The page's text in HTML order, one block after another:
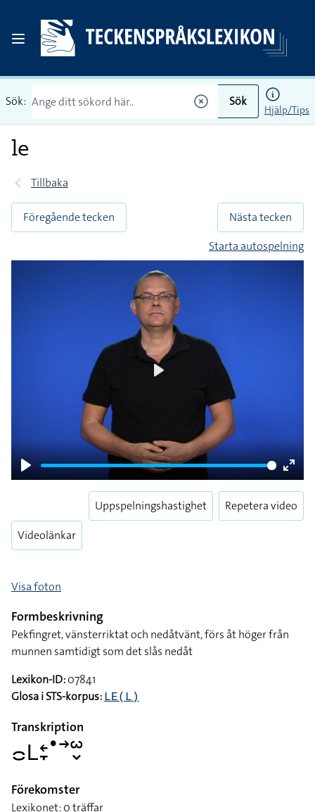
Sök: Sök
Hjälp/Tips
le
Tillbaka
Föregående tecken
Nästa tecken
Starta autospelning
Play
Enter
Videolänkar
Uppspelningshastighet Repetera video
Visa foton
Formbeskrivning
Pekfingret, vänsterriktat och nedåtvänt, förs åt höger från
munnen samtidigt som det slås nedåt
Lexikon-ID:07841
Glosa i STS-korpus: LE(L)
Transkription
􌤌􌥈􌥓􌥙􌤟􌥣􌥱􌦀
Förekomster
Lexikonet: 0 träffar